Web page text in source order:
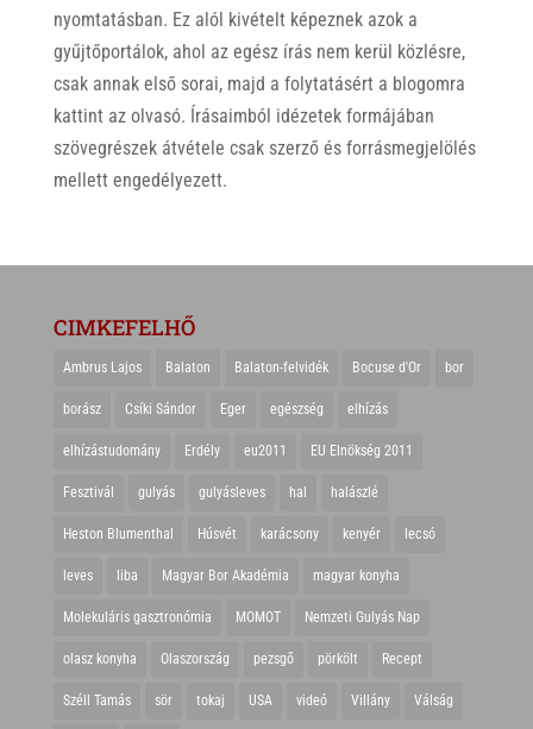
nyomtatásban. Ez alól kivételt képeznek azok a
gyűjtőportálok, ahol az egész írás nem kerül közlésre,
csak annak első sorai, majd a folytatásért a blogomra
kattint az olvasó. Írásaimból idézetek formájában
szövegrészek átvétele csak szerző és forrásmegjelölés
mellett engedélyezett.
CIMKEFELHŐ
Ambrus Lajos Balaton Balaton-felvidék Bocuse d'Or bor
borász Csíki Sándor Eger egészség elhízás
elhízástudomány Erdély eu2011 EU Elnökség 2011
Fesztivál gulyás gulyásleves hal halászlé
Heston Blumenthal Húsvét karácsony kenyér lecsó
leves liba Magyar Bor Akadémia magyar konyha
Molekuláris gasztronómia MOMOT Nemzeti Gulyás Nap
olasz konyha Olaszország pezsgő pörkölt Recept
Széll Tamás sör tokaj USA videó Villány Válság